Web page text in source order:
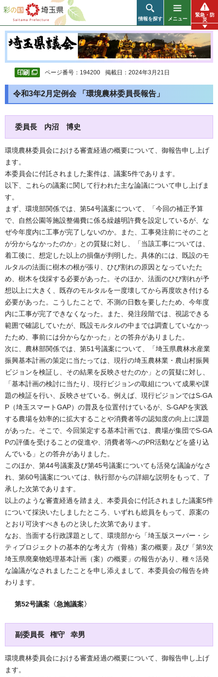
彩の国 埼玉県
情報を探す メニュー
緊急・防
災
ページ番号：194200 掲載日：2024年3月21日
令和3年2月定例会 「環境農林委員長報告」
委員長 内沼 博史
環境農林委員会における審査経過の概要について、御報告申し上げ
ます。
本委員会に付託されました案件は、議案5件であります。
以下、これらの議案に関して行われた主な論議について申し上げま
す。
まず、環境部関係では、第54号議案について、「今回の補正予算
で、自然公園等施設整備費に係る繰越明許費を設定しているが、な
ぜ今年度内に工事が完了しないのか。また、工事発注前にそのこと
が分からなかったのか」との質疑に対し、「当該工事については、
着工後に、想定した以上の損傷が判明した。具体的には、既設のモ
ルタルの法面に樹木の根が張り、ひび割れの原因となっていたた
め、樹木を伐採する必要があった。そのほか、法面のひび割れが予
想以上に大きく、既存のモルタルを一度壊してから再度吹き付ける
必要があった。こうしたことで、不測の日数を要したため、今年度
内に工事が完了できなくなった。また、発注段階では、視認できる
範囲で確認していたが、既設モルタルの中までは調査していなかっ
たため、事前には分からなかった」との答弁がありました。
次に、農林部関係では、第51号議案について、「埼玉県農林水産業
振興基本計画の策定に当たっては、現行の埼玉農林業・農山村振興
ビジョンを検証し、その結果を反映させたのか」との質疑に対し、
「基本計画の検討に当たり、現行ビジョンの取組について成果や課
題の検証を行い、反映させている。例えば、現行ビジョンではS-GA
P（埼玉スマートGAP）の普及を位置付けているが、S-GAPを実践
する農場を効率的に拡大することや消費者等の認知度の向上に課題
があった。そこで、今回策定する基本計画では、農場が集団でS-GA
Pの評価を受けることの促進や、消費者等へのPR活動などを盛り込
んでいる」との答弁がありました。
このほか、第44号議案及び第45号議案についても活発な議論がなさ
れ、第60号議案については、執行部からの詳細な説明をもって、了
承した次第であります。
以上のような審査経過を踏まえ、本委員会に付託されました議案5件
について採決いたしましたところ、いずれも総員をもって、原案の
とおり可決すべきものと決した次第であります。
なお、当面する行政課題として、環境部から「埼玉版スーパー・シ
ティプロジェクトの基本的な考え方（骨格）案の概要」及び「第9次
埼玉県廃棄物処理基本計画（案）の概要」の報告があり、種々活発
な論議がなされましたことを申し添えまして、本委員会の報告を終
わります。
第52号議案〈急施議案〉
副委員長 権守 幸男
環境農林委員会における審査経過の概要について、御報告申し上げ
ます。